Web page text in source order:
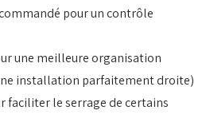
pour un contrôle
une meilleure organisation
installation parfaitement droite)
faciliter le serrage de certains